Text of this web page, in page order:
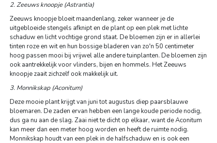
2. Zeeuws knoopje (Astrantia)
Zeeuws knoopje bloeit maandenlang, zeker wanneer je de
uitgebloeide stengels afknipt en de plant op een plek met lichte
schaduw en licht vochtige grond staat. De bloemen zijn er in allerlei
tinten roze en wit en hun bossige bladeren van zo'n 50 centimeter
hoog passen mooi bij vrijwel alle andere tuinplanten. De bloemen zijn
ook aantrekkelijk voor vlinders, bijen en hommels. Het Zeeuws
knoopje zaait zichzelf ook makkelijk uit.
3. Monnikskap (Aconitum)
Deze mooie plant krijgt van juni tot augustus diep paarsblauwe
bloemaren. De zaden ervan hebben een lange koude periode nodig,
dus ga nu aan de slag. Zaai niet te dicht op elkaar, want de Aconitum
kan meer dan een meter hoog worden en heeft de ruimte nodig.
Monnikskap houdt van een plek in de halfschaduw en is ook een